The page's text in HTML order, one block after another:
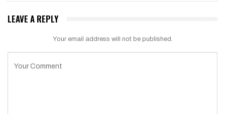
LEAVE A REPLY
Your email address will not be published.